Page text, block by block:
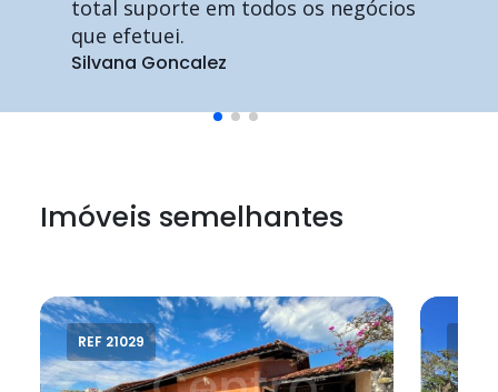
total suporte em todos os negócios
que efetuei.
Silvana Goncalez
Imóveis semelhantes
REF 21029